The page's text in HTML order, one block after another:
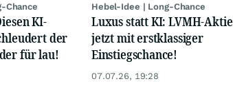
Chance
KI-
der
für lau!
Hebel-Idee | Long-Chance
Luxus statt KI: LVMH-Aktie
jetzt mit erstklassiger
Einstiegschance!
07.07.26, 19:28